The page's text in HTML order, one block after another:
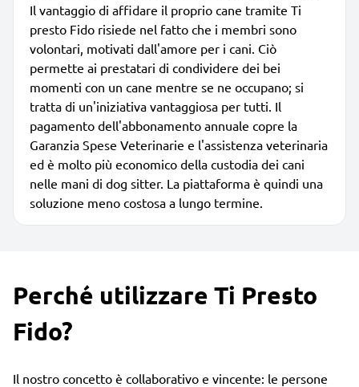
Il vantaggio di affidare il proprio cane tramite Ti
presto Fido risiede nel fatto che i membri sono
volontari, motivati dall'amore per i cani. Ciò
permette ai prestatari di condividere dei bei
momenti con un cane mentre se ne occupano; si
tratta di un'iniziativa vantaggiosa per tutti. Il
pagamento dell'abbonamento annuale copre la
Garanzia Spese Veterinarie e l'assistenza veterinaria
ed è molto più economico della custodia dei cani
nelle mani di dog sitter. La piattaforma è quindi una
soluzione meno costosa a lungo termine.
Perché utilizzare Ti Presto
Fido?
Il nostro concetto è collaborativo e vincente: le persone